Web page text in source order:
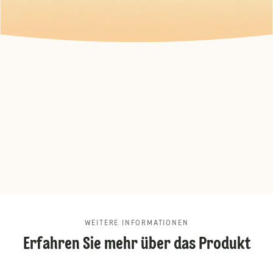
WEITERE INFORMATIONEN
Erfahren Sie mehr über das Produkt